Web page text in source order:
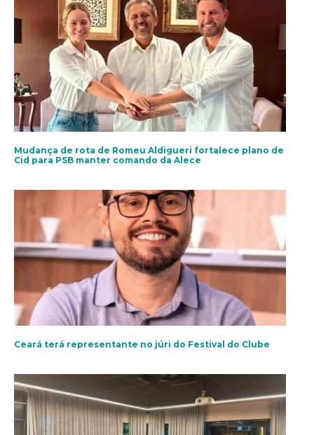
Mudança de rota de Romeu Aldigueri fortalece plano de
Cid para PSB manter comando da Alece
Ceará terá representante no júri do Festival do Clube